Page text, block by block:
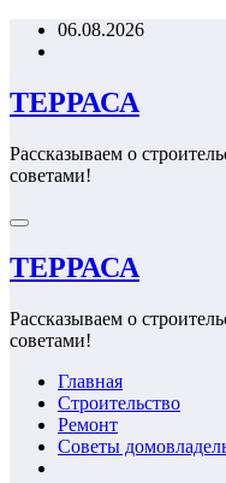
Перейти06.08.2026
ТЕРРАСА
Рассказываем о
советами!
ТЕРРАСА
Рассказываем о
советами!
Главная
Строительство
Ремонт
Советы